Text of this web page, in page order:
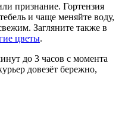
признание. Гортензия
и чаще меняйте воду,
Загляните также в
цветы.
до 3 часов с момента
довезёт бережно,